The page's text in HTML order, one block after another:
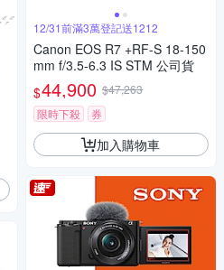
12/31前滿3萬登記送1212
Canon EOS R7 +RF-S 18-150
mm f/3.5-6.3 IS STM 公司貨
$44,900 $47,263
限時下殺
券
加入購物車